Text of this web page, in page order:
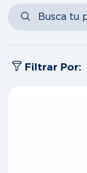
Filtrar Por: